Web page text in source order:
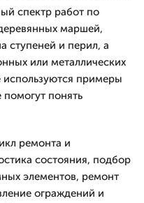
спектр работ по
маршей,
ступеней и перил, а
или металлических
используются примеры
понять
ремонта и
состояния, подбор
элементов, ремонт
ограждений и